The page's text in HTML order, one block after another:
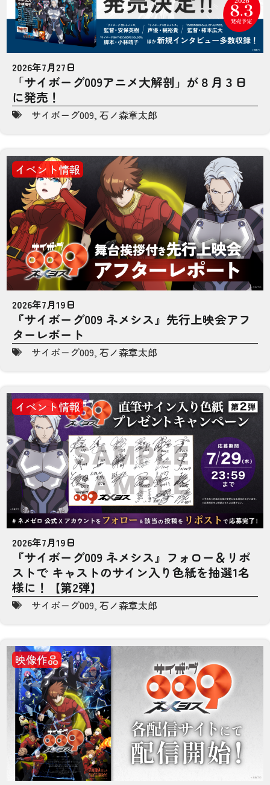
2026年7月27日
「サイボーグ009アニメ大解剖」が８月３日
に発売！
サイボーグ009, 石ノ森章太郎
イベント情報
2026年7月19日
『サイボーグ009 ネメシス』先行上映会アフ
ターレポート
サイボーグ009, 石ノ森章太郎
イベント情報
2026年7月19日
『サイボーグ009 ネメシス』フォロー＆リポ
ストで キャストのサイン入り色紙を抽選1名
様に！【第2弾】
サイボーグ009, 石ノ森章太郎
映像作品